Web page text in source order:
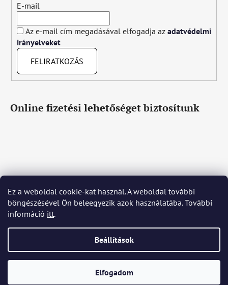
Ez a weboldal cookie-kat használ. A weboldal további
böngészésével Ön beleegyezik azok használatába. További
információ itt.
Beállítások
Elfogadom
E-mail
Az e-mail cím megadásával elfogadja az adatvédelmi
irányelveket
FELIRATKOZÁS
Online fizetési lehetőséget biztosítunk
Čeština Slovenčina English Deutsch Magyar
Język polski Română Italiano Español Français
Português
Nederlands Українська Ελληνικά Svenska Dansk
Bohemia Crystal Glass